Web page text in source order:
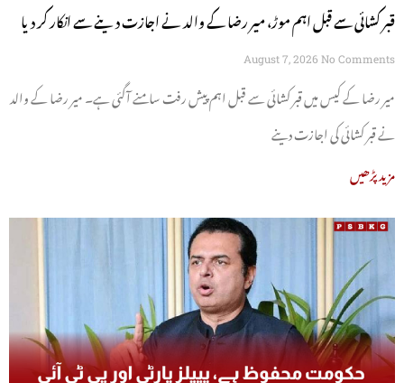
قبر کشائی سے قبل اہم موڑ، میر رضا کے والد نے اجازت دینے سے انکار کر دیا
August 7, 2026 No Comments
میر رضا کے کیس میں قبر کشائی سے قبل اہم پیش رفت سامنے آگئی ہے۔ میر رضا کے والد
نے قبر کشائی کی اجازت دینے
مزید پڑھیں